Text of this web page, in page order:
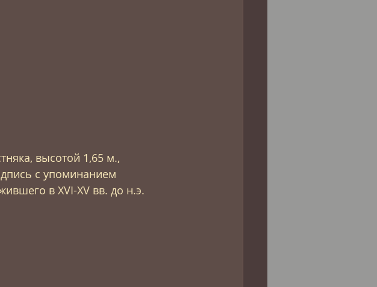
высотой 1,65 м.,
с упоминанием
в XVI-XV вв. до н.э.